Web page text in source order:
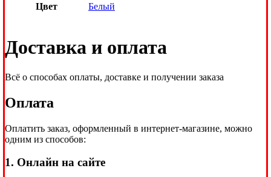
Цвет Белый
Доставка и оплата
Всё о способах оплаты, доставке и получении заказа
Оплата
Оплатить заказ, оформленный в интернет-магазине, можно
одним из способов:
1. Онлайн на сайте